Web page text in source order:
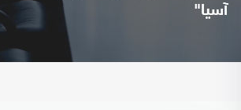
آسيا"